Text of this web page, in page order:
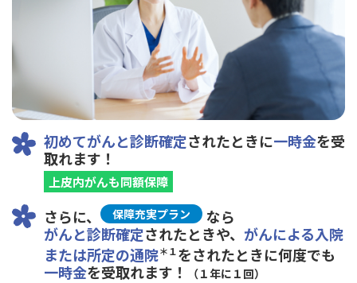
初めてがんと診断確定されたときに一時金を受
取れます！
上皮内がんも同額保障
さらに、 保障充実プラン
なら
がんと診断確定されたときや、 がんによる入院
または所定の通院＊１をされたときに何度でも
一時金を受取れます！ （１年に１回）